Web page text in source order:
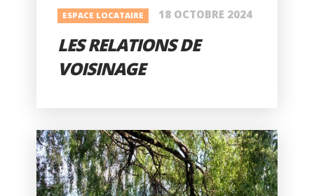
ESPACE LOCATAIRE 18 OCTOBRE 2024
LES RELATIONS DE
VOISINAGE